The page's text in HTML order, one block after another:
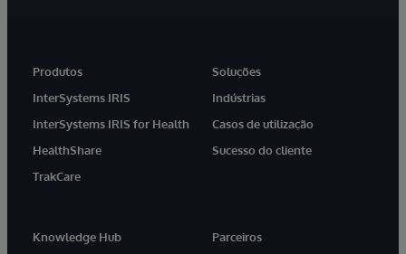
Produtos
InterSystems IRIS
InterSystems IRIS for Health
HealthShare
TrakCare
Soluções
Indústrias
Casos de utilização
Sucesso do cliente
Knowledge Hub
Parceiros